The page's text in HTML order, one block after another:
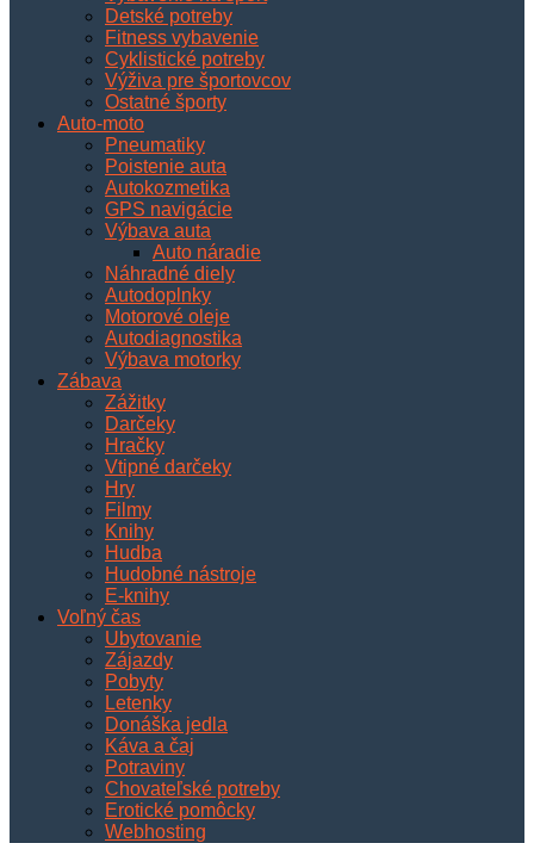
Detské potreby
Fitness vybavenie
Cyklistické potreby
Výživa pre športovcov
Ostatné športy
Auto-moto
Pneumatiky
Poistenie auta
Autokozmetika
GPS navigácie
Výbava auta
Auto náradie
Náhradné diely
Autodoplnky
Motorové oleje
Autodiagnostika
Výbava motorky
Zábava
Zážitky
Darčeky
Hračky
Vtipné darčeky
Hry
Filmy
Knihy
Hudba
Hudobné nástroje
E-knihy
Voľný čas
Ubytovanie
Zájazdy
Pobyty
Letenky
Donáška jedla
Káva a čaj
Potraviny
Chovateľské potreby
Erotické pomôcky
Webhosting